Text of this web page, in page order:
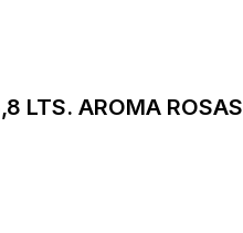
LTS. AROMA ROSAS